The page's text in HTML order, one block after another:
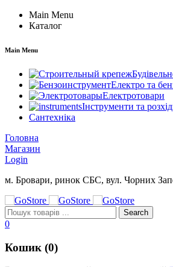
Main Menu
Каталог
Main Menu
Електро та
Електротовари
Інструменти та
Сантехніка
Головна
Магазин
Login
м. Бровари, ринок СБС, вул. Чорних
0
Кошик (0)